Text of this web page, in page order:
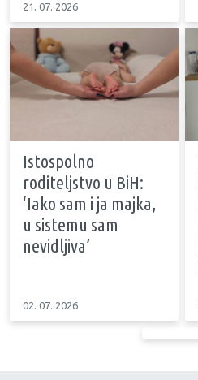
21. 07. 2026
Istospolno
roditeljstvo u BiH:
‘Iako sam i ja majka,
u sistemu sam
nevidljiva’
02. 07. 2026